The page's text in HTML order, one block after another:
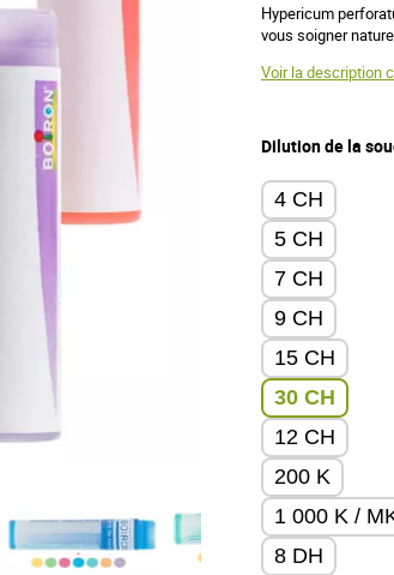
Hypericum
vous soigner
Voir la description
Dilution de la
4 CH
5 CH
7 CH
9 CH
15 CH
30 CH
12 CH
200 K
1 000 K /
8 DH